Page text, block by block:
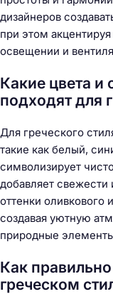
дизайнеров
при этом
освещении и
Какие цвета и
подходят для
Для греческого
такие как белый,
символизирует
добавляет
оттенки оливкового
создавая уютную
природные
Как
греческом